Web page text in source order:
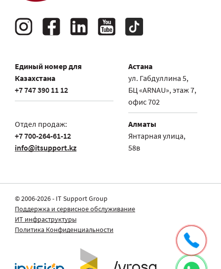
Единый номер для
Казахстана
+7 747 390 11 12
Отдел продаж:
+7 700-264-61-12
info@itsupport.kz
Астана
ул. Габдуллина 5,
БЦ «ARNAU», этаж 7,
офис 702
Алматы
Янтарная улица,
58в
© 2006-2026 - IT Support Group
Поддержка и сервисное обслуживание
ИТ инфраструктуры
Политика Конфиденциальности